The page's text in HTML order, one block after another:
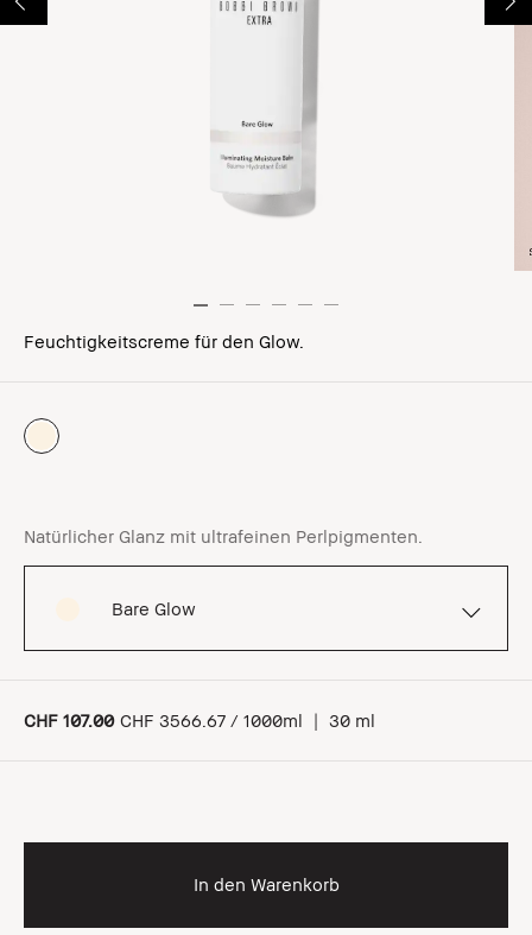
Feuchtigkeitscreme für den Glow.
Natürlicher Glanz mit ultrafeinen Perlpigmenten.
Bare Glow
CHF 107.00 CHF 3566.67 / 1000ml | 30 ml
In den Warenkorb